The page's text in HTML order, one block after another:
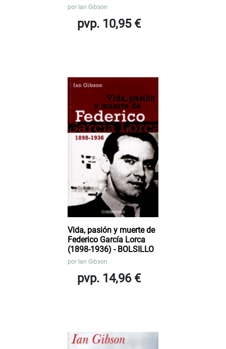
por Ian Gibson
pvp. 10,95 €
Vida, pasión y muerte de
Federico García Lorca
(1898-1936) - BOLSILLO
por Ian Gibson
pvp. 14,96 €